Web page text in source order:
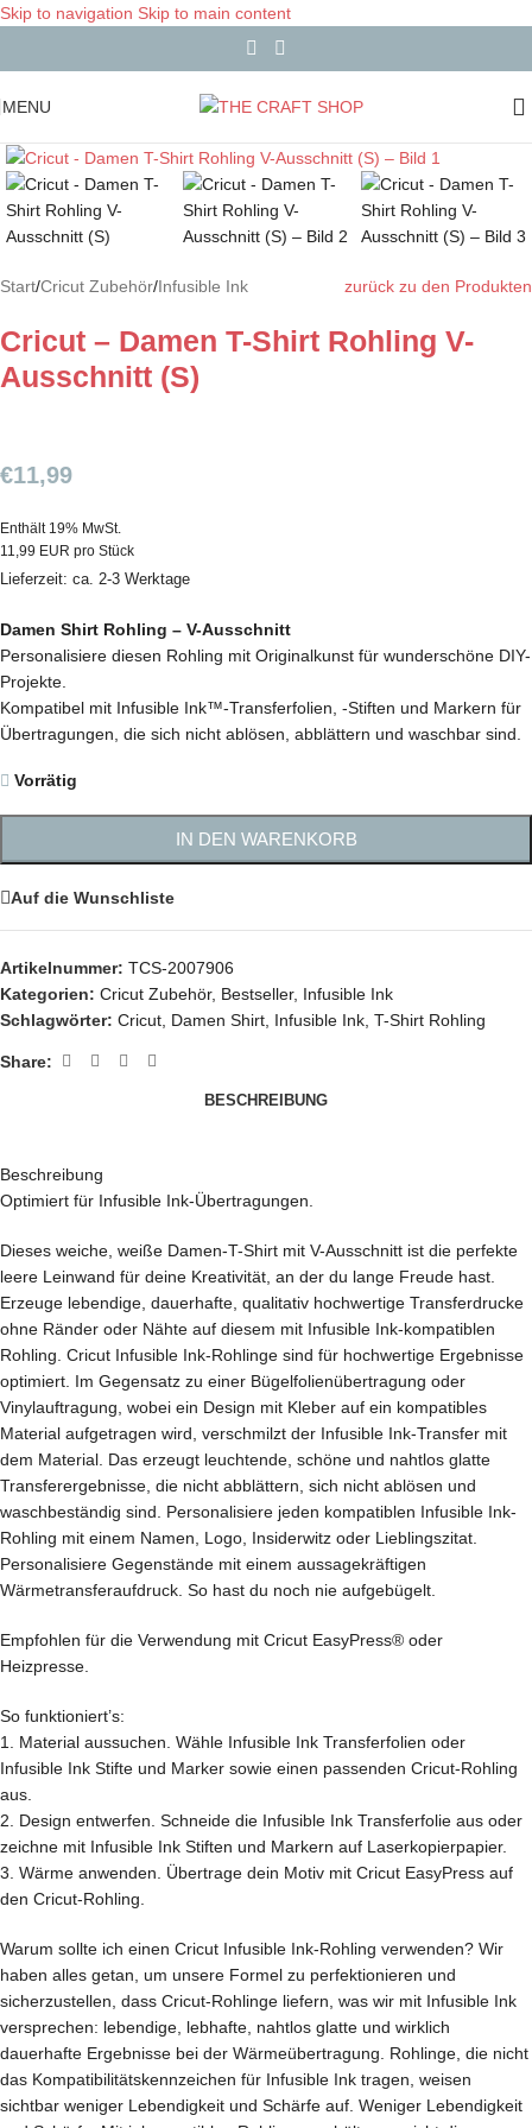
Skip to navigation Skip to main content
MENU
Start/Cricut Zubehör/Infusible Ink zurück zu den Produkten
Cricut – Damen T-Shirt Rohling V-
Ausschnitt (S)
€11,99
Enthält 19% MwSt.
11,99 EUR pro Stück
Lieferzeit: ca. 2-3 Werktage
Damen Shirt Rohling – V-Ausschnitt
Personalisiere diesen Rohling mit Originalkunst für wunderschöne DIY-
Projekte.
Kompatibel mit Infusible Ink™-Transferfolien, -Stiften und Markern für
Übertragungen, die sich nicht ablösen, abblättern und waschbar sind.
Vorrätig
IN DEN WARENKORB
Auf die Wunschliste
Artikelnummer: TCS-2007906
Kategorien: Cricut Zubehör, Bestseller, Infusible Ink
Schlagwörter: Cricut, Damen Shirt, Infusible Ink, T-Shirt Rohling
Share:
BESCHREIBUNG
Beschreibung
Optimiert für Infusible Ink-Übertragungen.
Dieses weiche, weiße Damen-T-Shirt mit V-Ausschnitt ist die perfekte
leere Leinwand für deine Kreativität, an der du lange Freude hast.
Erzeuge lebendige, dauerhafte, qualitativ hochwertige Transferdrucke
ohne Ränder oder Nähte auf diesem mit Infusible Ink-kompatiblen
Rohling. Cricut Infusible Ink-Rohlinge sind für hochwertige Ergebnisse
optimiert. Im Gegensatz zu einer Bügelfolienübertragung oder
Vinylauftragung, wobei ein Design mit Kleber auf ein kompatibles
Material aufgetragen wird, verschmilzt der Infusible Ink-Transfer mit
dem Material. Das erzeugt leuchtende, schöne und nahtlos glatte
Transferergebnisse, die nicht abblättern, sich nicht ablösen und
waschbeständig sind. Personalisiere jeden kompatiblen Infusible Ink-
Rohling mit einem Namen, Logo, Insiderwitz oder Lieblingszitat.
Personalisiere Gegenstände mit einem aussagekräftigen
Wärmetransferaufdruck. So hast du noch nie aufgebügelt.
Empfohlen für die Verwendung mit Cricut EasyPress® oder
Heizpresse.
So funktioniert’s:
1. Material aussuchen. Wähle Infusible Ink Transferfolien oder
Infusible Ink Stifte und Marker sowie einen passenden Cricut-Rohling
aus.
2. Design entwerfen. Schneide die Infusible Ink Transferfolie aus oder
zeichne mit Infusible Ink Stiften und Markern auf Laserkopierpapier.
3. Wärme anwenden. Übertrage dein Motiv mit Cricut EasyPress auf
den Cricut-Rohling.
Warum sollte ich einen Cricut Infusible Ink-Rohling verwenden? Wir
haben alles getan, um unsere Formel zu perfektionieren und
sicherzustellen, dass Cricut-Rohlinge liefern, was wir mit Infusible Ink
versprechen: lebendige, lebhafte, nahtlos glatte und wirklich
dauerhafte Ergebnisse bei der Wärmeübertragung. Rohlinge, die nicht
das Kompatibilitätskennzeichen für Infusible Ink tragen, weisen
sichtbar weniger Lebendigkeit und Schärfe auf. Weniger Lebendigkeit